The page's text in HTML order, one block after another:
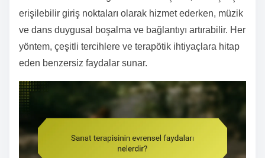
erişilebilir giriş noktaları olarak hizmet ederken, müzik
ve dans duygusal boşalma ve bağlantıyı artırabilir. Her
yöntem, çeşitli tercihlere ve terapötik ihtiyaçlara hitap
eden benzersiz faydalar sunar.